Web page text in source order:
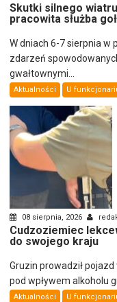
Skutki silnego
pracowita służba
W dniach 6-7 sierpnia w
zdarzeń
gwałtownymi...
Aktualności U
08 sierpnia, 2026
Cudzoziemiec
do swojego kraju
Gruzin prowadził
pod wpływem alkoholu
Aktualności U